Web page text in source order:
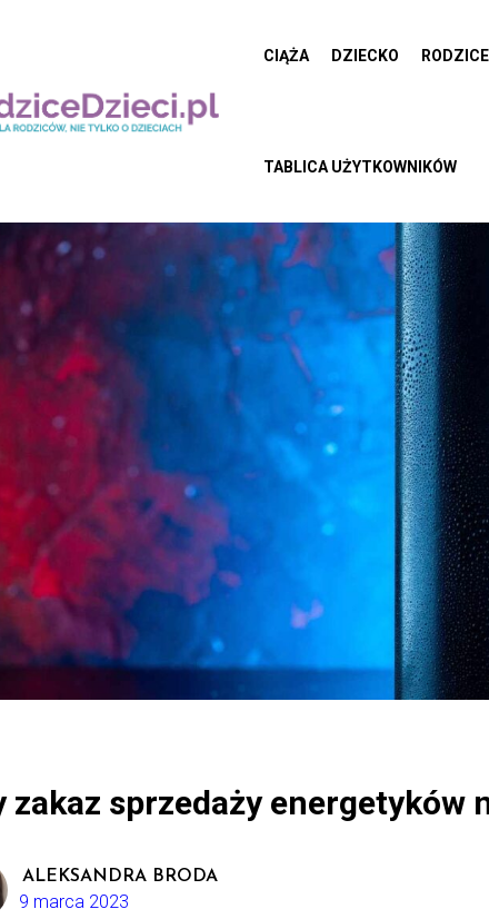
CIĄŻA DZIECKO RODZICE
TABLICA UŻYTKOWNIKÓW
zakaz sprzedaży energetyków
ALEKSANDRA BRODA
9 marca 2023